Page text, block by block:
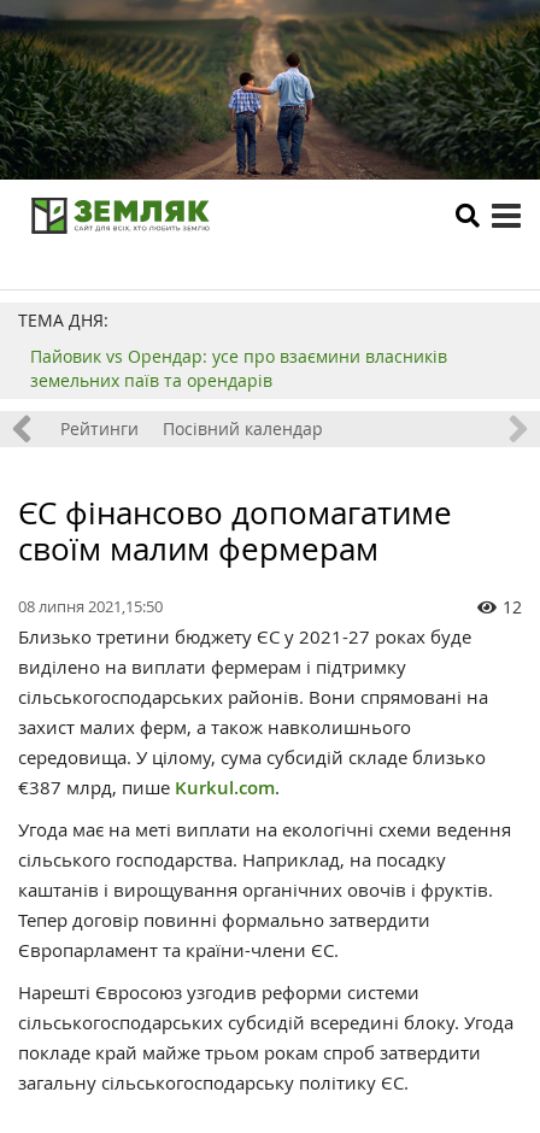
ТЕМА ДНЯ:
Пайовик vs Орендар: усе про взаємини власників
земельних паїв та орендарів
Рейтинги Посівний календар
ЄС фінансово допомагатиме
своїм малим фермерам
08 липня 2021,15:50 12
Близько третини бюджету ЄС у 2021-27 роках буде
виділено на виплати фермерам і підтримку
сільськогосподарських районів. Вони спрямовані на
захист малих ферм, а також навколишнього
середовища. У цілому, сума субсидій складе близько
€387 млрд, пише Kurkul.com.
Угода має на меті виплати на екологічні схеми ведення
сільського господарства. Наприклад, на посадку
каштанів і вирощування органічних овочів і фруктів.
Тепер договір повинні формально затвердити
Європарламент та країни-члени ЄС.
Нарешті Євросоюз узгодив реформи системи
сільськогосподарських субсидій всередині блоку. Угода
покладе край майже трьом рокам спроб затвердити
загальну сільськогосподарську політику ЄС.